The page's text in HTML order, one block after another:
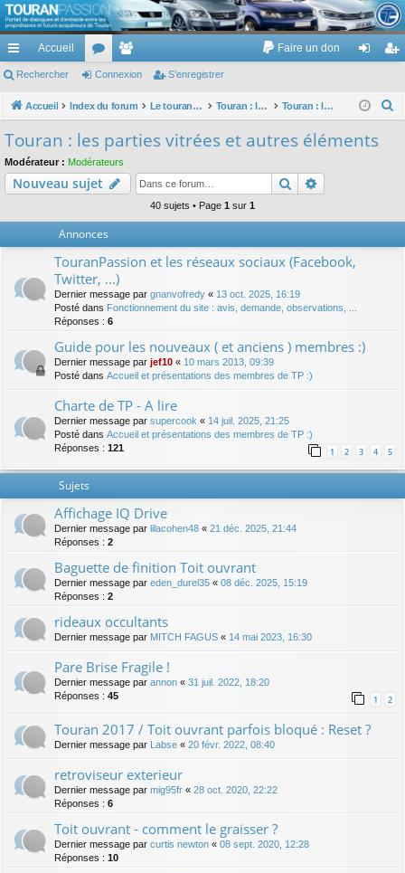
TouranPassion
Le forum des propriétaires ou futurs acquéreurs du Volkswagen Touran
cc
ès
pi
de
Accueil
or
u
e
m
Faire un don
ne nr
Rechercher Connexion S’enregistrer
Accueil Index du forum Le touran dans ses versions I (V1 V2 V3) et II ... Touran : les éléments et équipements extérieurs et intérieurs Touran : les parties vitrées et autres éléments
c
Touran : les parties vitrées et autres éléments
Modérateur : Modérateurs
Nouveau sujet Rechercher
40 sujets • Page 1 sur 1
Annonces
TouranPassion et les réseaux sociaux (Facebook,
Twitter, ...)
Dernier message par gnanvofredy « 13 oct. 2025, 16:19
Posté dans Fonctionnement du site : avis, demande, observations, ...
Réponses : 6
Guide pour les nouveaux ( et anciens ) membres :)
Dernier message par jef10 « 10 mars 2013, 09:39
Posté dans Accueil et présentations des membres de TP :)
Charte de TP - A lire
Dernier message par supercook « 14 juil. 2025, 21:25
Posté dans Accueil et présentations des membres de TP :)
Réponses : 121 1 2 3 4 5
Sujets
Affichage IQ Drive
Dernier message par lilacohen48 « 21 déc. 2025, 21:44
Réponses : 2
Baguette de finition Toit ouvrant
Dernier message par eden_durel35 « 08 déc. 2025, 15:19
Réponses : 2
rideaux occultants
Dernier message par MITCH FAGUS « 14 mai 2023, 16:30
Pare Brise Fragile !
Dernier message par annon « 31 juil. 2022, 18:20
Réponses : 45 1 2
Touran 2017 / Toit ouvrant parfois bloqué : Reset ?
Dernier message par Labse « 20 févr. 2022, 08:40
retroviseur exterieur
Dernier message par mig95fr « 28 oct. 2020, 22:22
Réponses : 6
Toit ouvrant - comment le graisser ?
Dernier message par curtis newton « 08 sept. 2020, 12:28
Réponses : 10